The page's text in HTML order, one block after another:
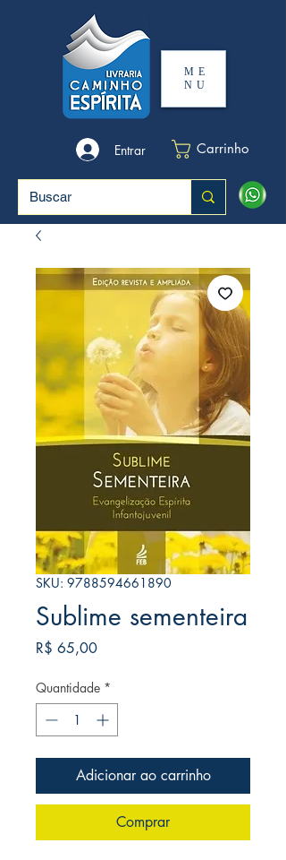
ME
NU
Entrar Carrinho
SKU: 9788594661890
Sublime sementeira
R$ 65,00Preço
Quantidade *
Adicionar ao carrinho
Comprar